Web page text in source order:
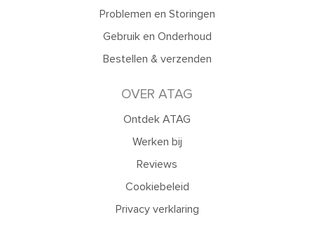
Problemen en Storingen
Gebruik en Onderhoud
Bestellen & verzenden
OVER ATAG
Ontdek ATAG
Werken bij
Reviews
Cookiebeleid
Privacy verklaring